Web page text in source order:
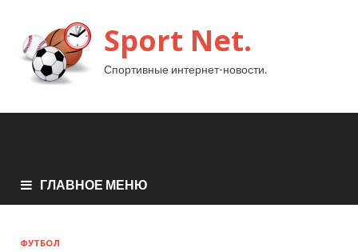
Sport Net.
Спортивные интернет-новости.
ГЛАВНОЕ МЕНЮ
ФУТБОЛ